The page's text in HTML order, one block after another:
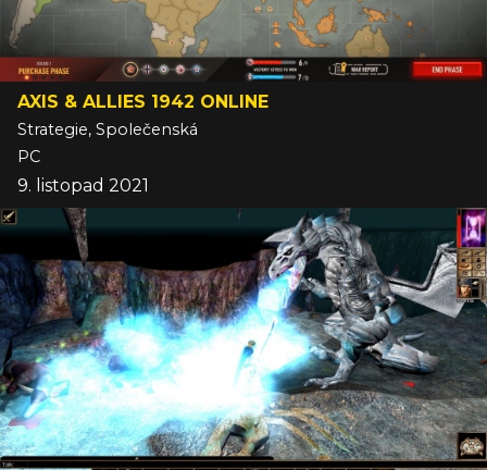
AXIS & ALLIES 1942 ONLINE
Strategie, Společenská
PC
9. listopad 2021